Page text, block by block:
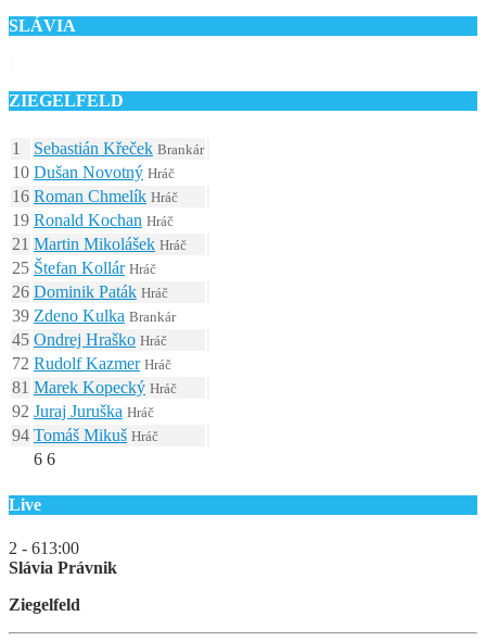
SLÁVIA
ZIEGELFELD
1 Sebastián Křeček Brankár
10 Dušan Novotný Hráč
16 Roman Chmelík Hráč
19 Ronald Kochan Hráč
21 Martin Mikolášek Hráč
25 Štefan Kollár Hráč
26 Dominik Paták Hráč
39 Zdeno Kulka Brankár
45 Ondrej Hraško Hráč
72 Rudolf Kazmer Hráč
81 Marek Kopecký Hráč
92 Juraj Juruška Hráč
94 Tomáš Mikuš Hráč
6 6
Live
2 - 613:00
Slávia Právnik
Ziegelfeld